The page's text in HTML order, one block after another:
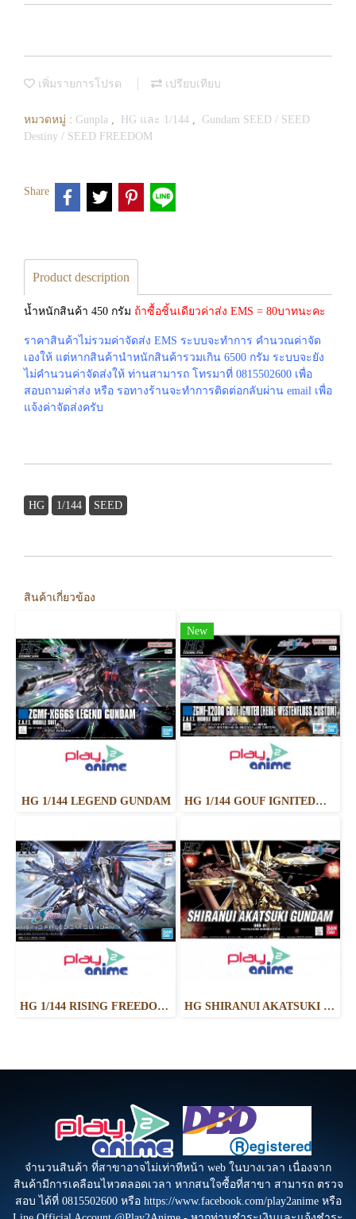
เพิ่มรายการโปรด เปรียบเทียบ
หมวดหมู่ : Gunpla , HG และ 1/144 ,
Gundam SEED / SEED
Destiny / SEED FREEDOM
Share
Product description
น้ำหนักสินค้า 450 กรัม ถ้าซื้อชิ้นเดียวค่าส่ง EMS = 80บาทนะคะ
ราคาสินค้าไม่รวมค่าจัดส่ง EMS ระบบจะทำการ คำนวณค่าจัด
เองให้ แต่หากสินค้านำหนักสินค้ารวมเกิน 6500 กรัม ระบบจะยัง
ไม่คำนวนค่าจัดส่งให้ ท่านสามารถ โทรมาที่ 0815502600 เพื่อ
สอบถามค่าส่ง หรือ รอทางร้านจะทำการติดต่อกลับผ่าน email เพื่อ
แจ้งค่าจัดส่งครับ
HG 1/144 SEED
สินค้าเกี่ยวข้อง
HG 1/144 LEGEND GUNDAM
New
HG 1/144 GOUF IGNITED（HEINE WESTENFLUSS CUSTOM）
HG 1/144 RISING FREEDOM GUNDAM HG SHIRANUI AKATSUKI GUNDAM
จำนวนสินค้า ที่สาขาอาจไม่เท่าทีหน้า web ในบางเวลา เนื่องจาก
สินค้ามีการเคลือนไหวตลอดเวลา หากสนใจซื้อที่สาขา สามารถ ตรวจ
สอบ ได้ที่ 0815502600 หรือ https://www.facebook.com/play2anime หรือ